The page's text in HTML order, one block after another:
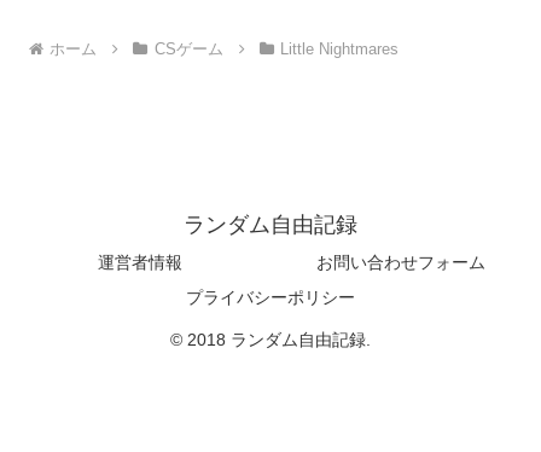
ホーム CSゲーム Little Nightmares
ランダム自由記録
運営者情報
お問い合わせフォーム
プライバシーポリシー
© 2018 ランダム自由記録.